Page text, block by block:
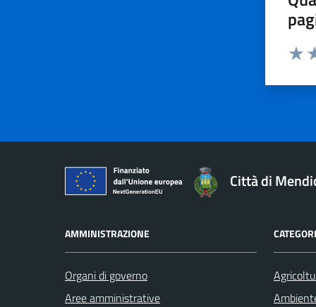
Città di
AMMINISTRAZIONE
Organi di governo
Aree amministrative